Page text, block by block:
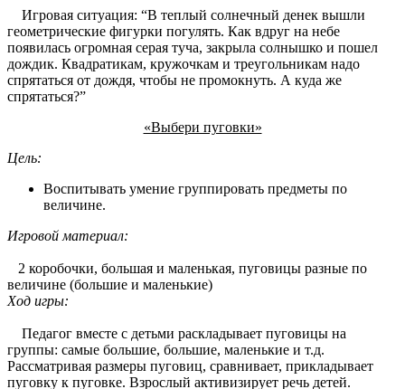
Игровая ситуация: “В теплый солнечный денек вышли
геометрические фигурки погулять. Как вдруг на небе
появилась огромная серая туча, закрыла солнышко и пошел
дождик. Квадратикам, кружочкам и треугольникам надо
спрятаться от дождя, чтобы не промокнуть. А куда же
спрятаться?”
«Выбери пуговки»
Цель:
Воспитывать умение группировать предметы по
величине.
Игровой материал:
2 коробочки, большая и маленькая, пуговицы разные по
величине (большие и маленькие)
Ход игры:
Педагог вместе с детьми раскладывает пуговицы на
группы: самые большие, большие, маленькие и т.д.
Рассматривая размеры пуговиц, сравнивает, прикладывает
пуговку к пуговке. Взрослый активизирует речь детей.